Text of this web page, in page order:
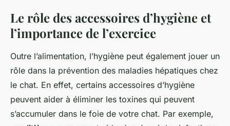
Le rôle des accessoires d’hygiène et
l’importance de l’exercice
Outre l’alimentation, l’hygiène peut également jouer un
rôle dans la prévention des maladies hépatiques chez
le chat. En effet, certains accessoires d’hygiène
peuvent aider à éliminer les toxines qui peuvent
s’accumuler dans le foie de votre chat. Par exemple,